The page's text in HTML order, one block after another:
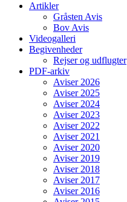
Artikler
Gråsten Avis
Bov Avis
Videogalleri
Begivenheder
Rejser og udflugter
PDF-arkiv
Aviser 2026
Aviser 2025
Aviser 2024
Aviser 2023
Aviser 2022
Aviser 2021
Aviser 2020
Aviser 2019
Aviser 2018
Aviser 2017
Aviser 2016